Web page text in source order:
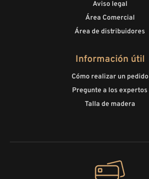
Aviso legal
Área Comercial
Área de distribuidores
Información útil
Cómo realizar un pedido
Pregunte a los expertos
Talla de madera